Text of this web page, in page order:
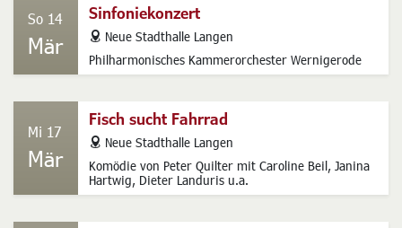
Sinfoniekonzert
Philharmonisches Kammerorchester Wernigerode
So 14
Mär
address
Neue Stadthalle Langen
Fisch sucht Fahrrad
Komödie von Peter Quilter mit Caroline Beil, Janina
Hartwig, Dieter Landuris u.a.
Mi 17
Mär
address
Neue Stadthalle Langen